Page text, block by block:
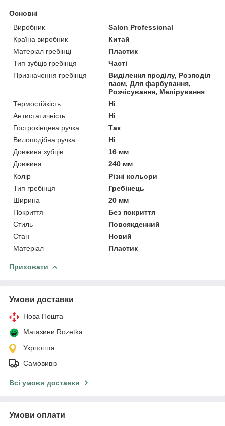
Основні
Виробник
Salon Professional
Країна виробник
Китай
Матеріал гребінці
Пластик
Тип зубців гребінця
Часті
Призначення гребінця
Виділення проділу, Розподіл
пасм, Для фарбування,
Розчісування, Мелірування
Термостійкість
Ні
Антистатичність
Ні
Гострокінцева ручка
Так
Вилоподібна ручка
Ні
Довжина зубців
16 мм
Довжина
240 мм
Колір
Різні кольори
Тип гребінця
Гребінець
Ширина
20 мм
Покриття
Без покриття
Стиль
Повсякденний
Стан
Новий
Матеріал
Пластик
Приховати
Умови доставки
Нова Пошта
Магазини Rozetka
Укрпошта
Самовивіз
Всі умови доставки
Умови оплати